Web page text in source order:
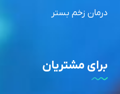
درمان زخم بستر
برای مشتریان